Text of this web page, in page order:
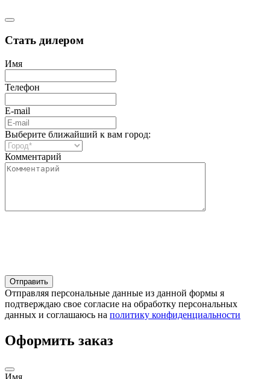
Стать дилером
Имя
Телефон
E-mail
Выберите ближайший к вам город:
Комментарий
Отправляя персональные данные из данной формы я
подтверждаю свое согласие на обработку персональных
данных и соглашаюсь на политику конфиденциальности
Оформить заказ
Имя